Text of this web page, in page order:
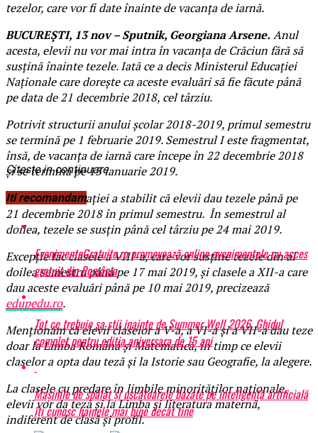
tezelor, care vor fi date înainte de vacanţa de iarnă.
BUCUREŞTI, 13 nov – Sputnik, Georgiana Arsene. Anul
acesta, elevii nu vor mai intra în vacanţa de Crăciun fără să
susţină înainte tezele. Iată ce a decis Ministerul Educaţiei
Naţionale care doreşte ca aceste evaluări să fie făcute până
pe data de 21 decembrie 2018, cel târziu.
Potrivit structurii anului şcolar 2018-2019, primul semestru
se termină pe 1 februarie 2019. Semestrul I este fragmentat,
însă, de vacanța de iarnă care începe în 22 decembrie 2018
și se termină pe 13 ianuarie 2019.
Ministerul Educației a stabilit că elevii dau tezele până pe
21 decembrie 2018 în primul semestru. În semestrul al
doilea, tezele se susțin până cel târziu pe 24 mai 2019.
Excepție fac clasele a VIII-a, care vor susține tezele din al
doilea semestru până pe 17 mai 2019, și clasele a XII-a care
dau aceste evaluări până pe 10 mai 2019, precizează
edupedu.ro.
Menţionăm că elevii claselor a V-a, a VI-a şi a VII-a dau teze
doar la Limba Română şi Matematică, în timp ce elevii
claselor a opta dau teză şi la Istorie sau Geografie, la alegere.
La clasele cu predare în limbile minorităților naționale,
elevii vor da teză și la Limba și literatura maternă,
indiferent de clasă și profil.
Citeste in continuare
Iti recomandam
EvenimenteGratuite.ro promovează online evenimentele cu acces
gratuit din România
Tot ce trebuie sa stii inainte de Summer Well 2026. Ghidul
complet pentru editia aniversara de 15 ani
Mașinile de spălat și uscătoarele bazate pe inteligență artificială
îți cunosc hainele mai bine decât tine